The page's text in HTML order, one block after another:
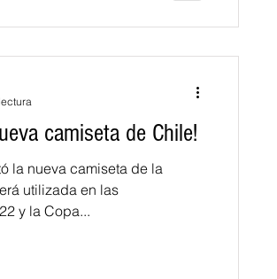
camiseta de Chile!
la nueva camiseta de la
utilizada en las
y la Copa...